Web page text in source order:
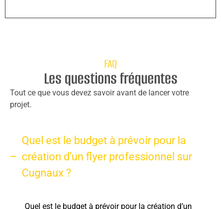
FAQ
Les questions fréquentes
Tout ce que vous devez savoir avant de lancer votre
projet.
Quel est le budget à prévoir pour la
création d’un flyer professionnel sur
Cugnaux ?
Quel est le budget à prévoir pour la création d’un